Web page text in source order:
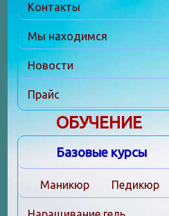
Контакты
Мы находимся
Новости
Прайс
ОБУЧЕНИЕ
Базовые курсы
Маникюр Педикюр